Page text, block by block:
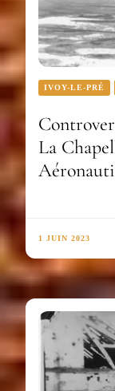
IVOY-LE-PRÉ
La
1 JUIN 2023